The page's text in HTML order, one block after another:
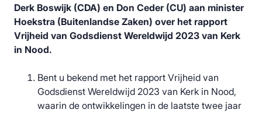
Derk Boswijk (CDA) en Don Ceder (CU) aan minister
Hoekstra (Buitenlandse Zaken) over het rapport
Vrijheid van Godsdienst Wereldwijd 2023 van Kerk
in Nood.
Bent u bekend met het rapport Vrijheid van
Godsdienst Wereldwijd 2023 van Kerk in Nood,
waarin de ontwikkelingen in de laatste twee jaar